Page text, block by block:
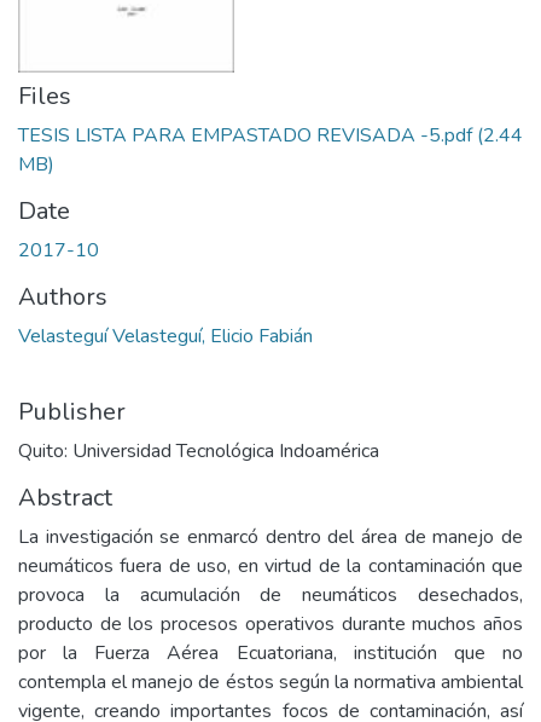
Files
TESIS LISTA PARA EMPASTADO REVISADA -5.pdf(2.44
MB)
Date
2017-10
Authors
Velasteguí Velasteguí, Elicio Fabián
Publisher
Quito: Universidad Tecnológica Indoamérica
Abstract
La investigación se enmarcó dentro del área de manejo de
neumáticos fuera de uso, en virtud de la contaminación que
provoca la acumulación de neumáticos desechados,
producto de los procesos operativos durante muchos años
por la Fuerza Aérea Ecuatoriana, institución que no
contempla el manejo de éstos según la normativa ambiental
vigente, creando importantes focos de contaminación, así